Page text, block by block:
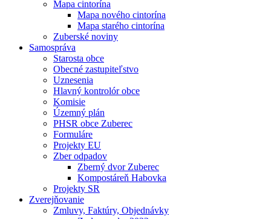
Mapa cintorína
Mapa nového cintorína
Mapa starého cintorína
Zuberské noviny
Samospráva
Starosta obce
Obecné zastupiteľstvo
Uznesenia
Hlavný kontrolór obce
Komisie
Územný plán
PHSR obce Zuberec
Formuláre
Projekty EU
Zber odpadov
Zberný dvor Zuberec
Kompostáreň Habovka
Projekty SR
Zverejňovanie
Zmluvy, Faktúry, Objednávky